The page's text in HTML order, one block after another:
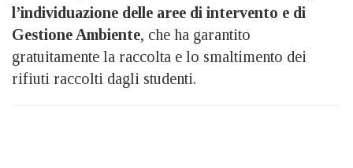
l’individuazione delle aree di intervento e di
Gestione Ambiente, che ha garantito
gratuitamente la raccolta e lo smaltimento dei
rifiuti raccolti dagli studenti.